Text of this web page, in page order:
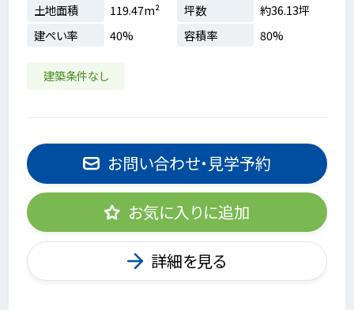
土地面積
119.47m² 坪数
約36.13坪
建ぺい率
40% 容積率 80%
建築条件なし
お問い合わせ・見学予約
お気に入りに追加
詳細を見る